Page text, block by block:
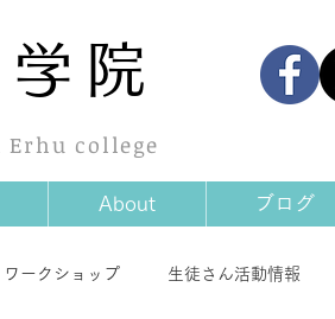
院
college
About ブログ
ワークショップ 生徒さん活動情報